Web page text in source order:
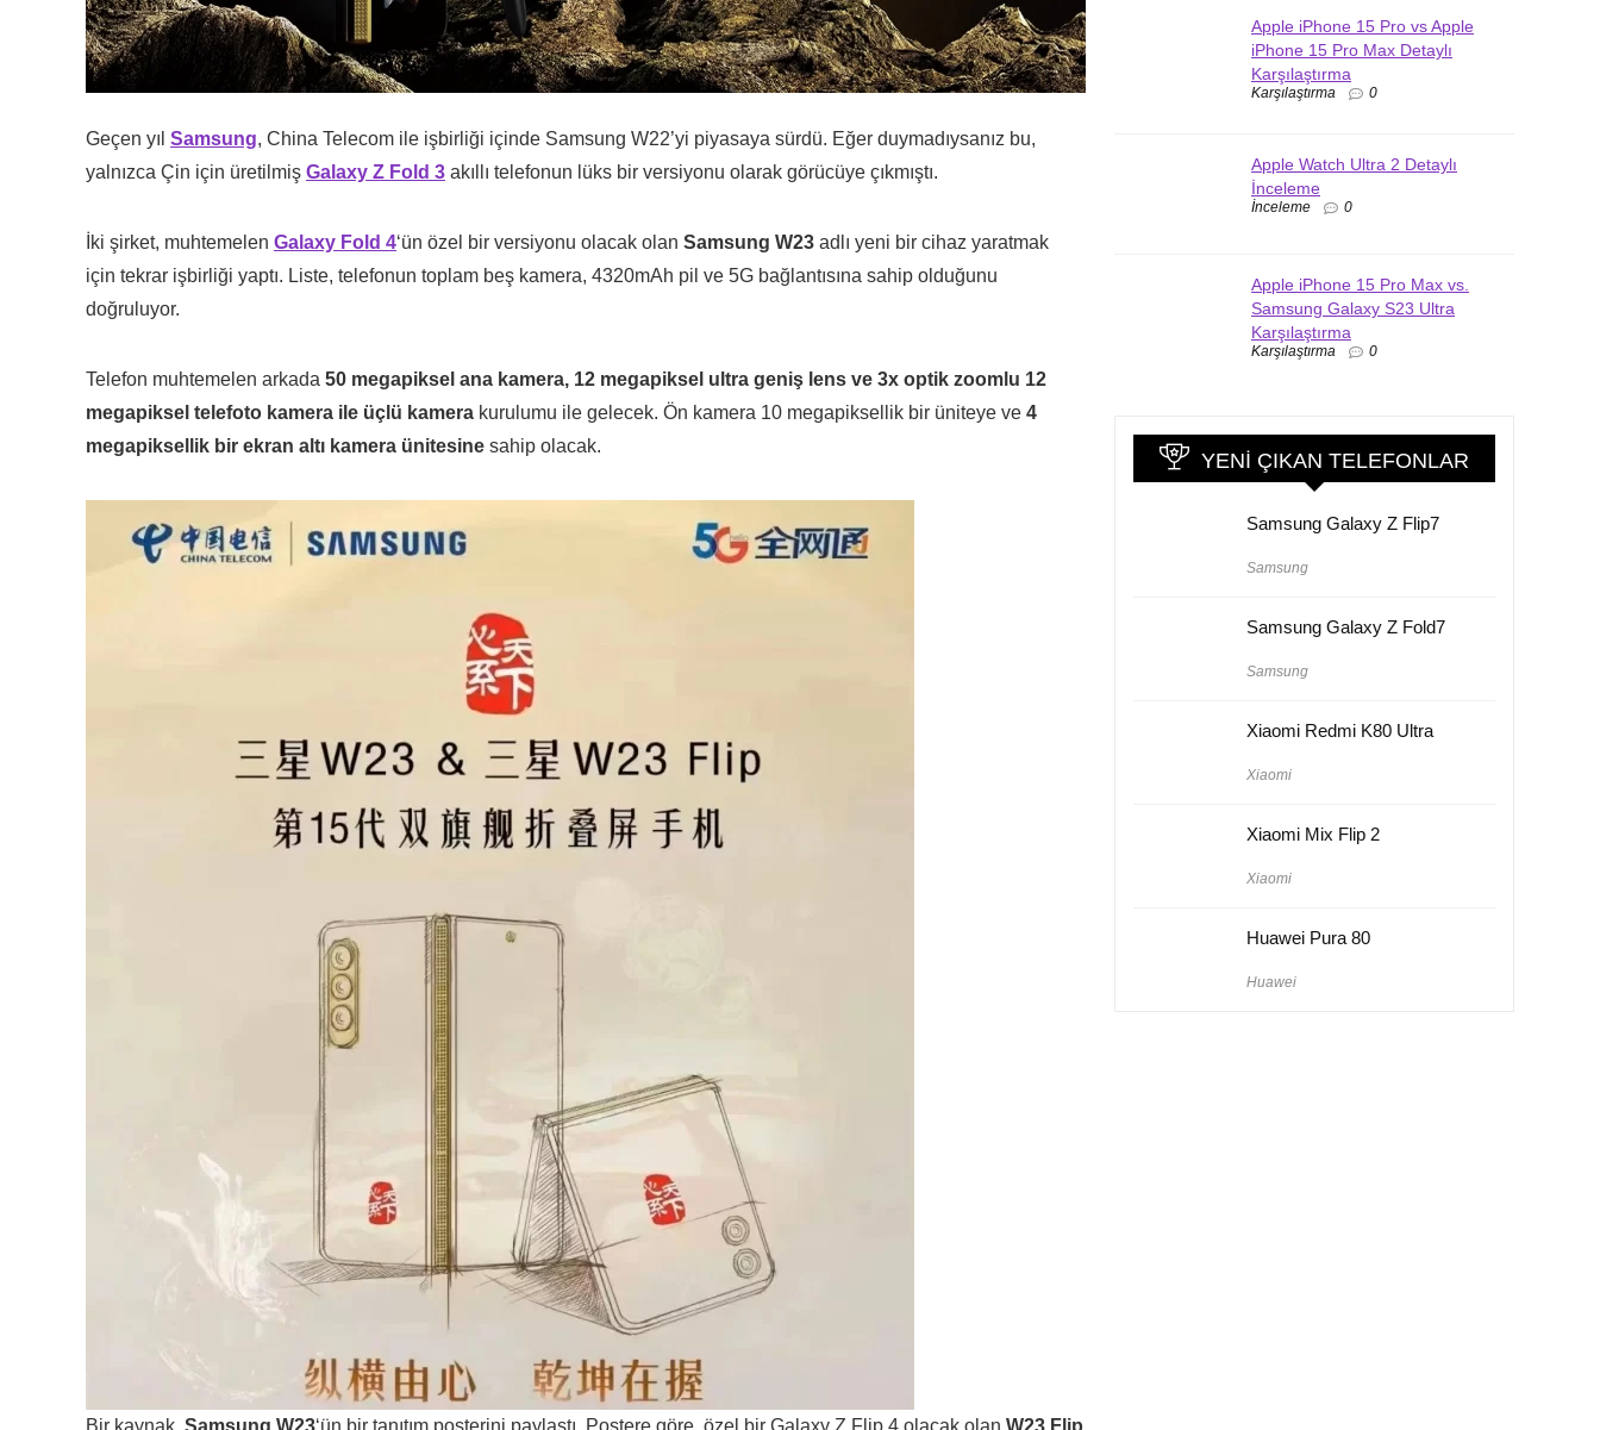
Geçen yıl Samsung, China Telecom ile işbirliği içinde Samsung W22’yi piyasaya sürdü. Eğer duymadıysanız bu,
yalnızca Çin için üretilmiş Galaxy Z Fold 3 akıllı telefonun lüks bir versiyonu olarak görücüye çıkmıştı.
İki şirket, muhtemelen Galaxy Fold 4‘ün özel bir versiyonu olacak olan Samsung W23 adlı yeni bir cihaz yaratmak
için tekrar işbirliği yaptı. Liste, telefonun toplam beş kamera, 4320mAh pil ve 5G bağlantısına sahip olduğunu
doğruluyor.
Telefon muhtemelen arkada 50 megapiksel ana kamera, 12 megapiksel ultra geniş lens ve 3x optik zoomlu 12
megapiksel telefoto kamera ile üçlü kamera kurulumu ile gelecek. Ön kamera 10 megapiksellik bir üniteye ve 4
megapiksellik bir ekran altı kamera ünitesine sahip olacak.
Bir kaynak, Samsung W23‘ün bir tanıtım posterini paylaştı. Postere göre, özel bir Galaxy Z Flip 4 olacak olan W23 Flip
Apple iPhone 15 Pro vs Apple
iPhone 15 Pro Max Detaylı
Karşılaştırma
Karşılaştırma 0
Apple Watch Ultra 2 Detaylı
İnceleme
İnceleme 0
Apple iPhone 15 Pro Max vs.
Samsung Galaxy S23 Ultra
Karşılaştırma
Karşılaştırma 0
YENI ÇIKAN TELEFONLAR
Samsung Galaxy Z Flip7
Samsung
Samsung Galaxy Z Fold7
Samsung
Xiaomi Redmi K80 Ultra
Xiaomi
Xiaomi Mix Flip 2
Xiaomi
Huawei Pura 80
Huawei